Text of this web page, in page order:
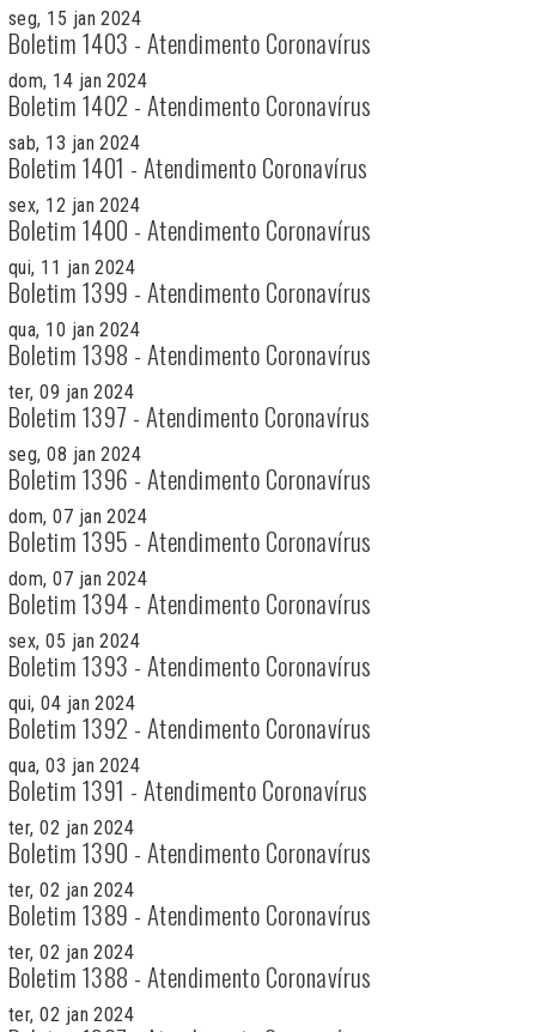
seg, 15 jan 2024
Boletim 1403 - Atendimento Coronavírus
dom, 14 jan 2024
Boletim 1402 - Atendimento Coronavírus
sab, 13 jan 2024
Boletim 1401 - Atendimento Coronavírus
sex, 12 jan 2024
Boletim 1400 - Atendimento Coronavírus
qui, 11 jan 2024
Boletim 1399 - Atendimento Coronavírus
qua, 10 jan 2024
Boletim 1398 - Atendimento Coronavírus
ter, 09 jan 2024
Boletim 1397 - Atendimento Coronavírus
seg, 08 jan 2024
Boletim 1396 - Atendimento Coronavírus
dom, 07 jan 2024
Boletim 1395 - Atendimento Coronavírus
dom, 07 jan 2024
Boletim 1394 - Atendimento Coronavírus
sex, 05 jan 2024
Boletim 1393 - Atendimento Coronavírus
qui, 04 jan 2024
Boletim 1392 - Atendimento Coronavírus
qua, 03 jan 2024
Boletim 1391 - Atendimento Coronavírus
ter, 02 jan 2024
Boletim 1390 - Atendimento Coronavírus
ter, 02 jan 2024
Boletim 1389 - Atendimento Coronavírus
ter, 02 jan 2024
Boletim 1388 - Atendimento Coronavírus
ter, 02 jan 2024